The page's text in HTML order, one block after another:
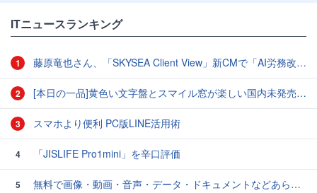
ITニュースランキング
1 藤原竜也さん、「SKYSEA Client View」新CMで「AI労務改善」をアピール 働き方をAIが分析したら「すぐに休んで」と言われる？
2 [本日の一品]黄色い文字盤とスマイル窓が楽しい国内未発売のCASIO「AMW-880D」
3 スマホより便利 PC版LINE活用術
4 「JISLIFE Pro1mini」を辛口評価
5
無料で画像・動画・音声・データ・ドキュメントなどあらゆるファイルを自分のローカルPC内で変換できるオープンソースのセルフホスト型ファイルコンバーター「Transmute」、ファイルサイズ制限や透かしの追加など一切なしでユーザー作成も可能